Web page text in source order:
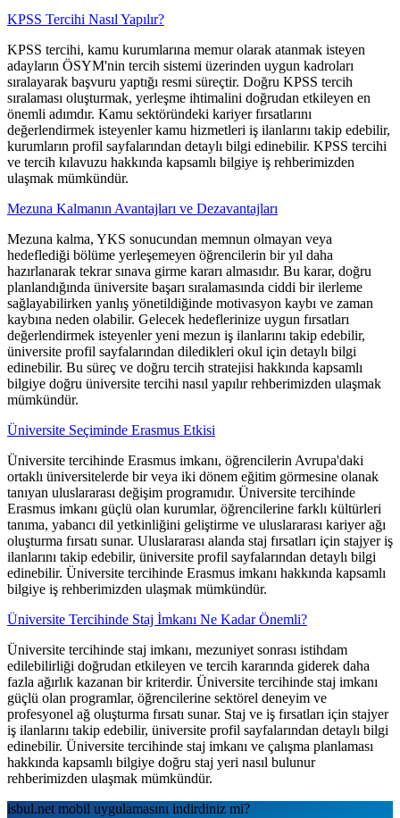
KPSS Tercihi Nasıl Yapılır?
KPSS tercihi, kamu kurumlarına memur olarak atanmak isteyen
adayların ÖSYM'nin tercih sistemi üzerinden uygun kadroları
sıralayarak başvuru yaptığı resmi süreçtir. Doğru KPSS tercih
sıralaması oluşturmak, yerleşme ihtimalini doğrudan etkileyen en
önemli adımdır. Kamu sektöründeki kariyer fırsatlarını
değerlendirmek isteyenler kamu hizmetleri iş ilanlarını takip edebilir,
kurumların profil sayfalarından detaylı bilgi edinebilir. KPSS tercihi
ve tercih kılavuzu hakkında kapsamlı bilgiye iş rehberimizden
ulaşmak mümkündür.
Mezuna Kalmanın Avantajları ve Dezavantajları
Mezuna kalma, YKS sonucundan memnun olmayan veya
hedeflediği bölüme yerleşemeyen öğrencilerin bir yıl daha
hazırlanarak tekrar sınava girme kararı almasıdır. Bu karar, doğru
planlandığında üniversite başarı sıralamasında ciddi bir ilerleme
sağlayabilirken yanlış yönetildiğinde motivasyon kaybı ve zaman
kaybına neden olabilir. Gelecek hedeflerinize uygun fırsatları
değerlendirmek isteyenler yeni mezun iş ilanlarını takip edebilir,
üniversite profil sayfalarından diledikleri okul için detaylı bilgi
edinebilir. Bu süreç ve doğru tercih stratejisi hakkında kapsamlı
bilgiye doğru üniversite tercihi nasıl yapılır rehberimizden ulaşmak
mümkündür.
Üniversite Seçiminde Erasmus Etkisi
Üniversite tercihinde Erasmus imkanı, öğrencilerin Avrupa'daki
ortaklı üniversitelerde bir veya iki dönem eğitim görmesine olanak
tanıyan uluslararası değişim programıdır. Üniversite tercihinde
Erasmus imkanı güçlü olan kurumlar, öğrencilerine farklı kültürleri
tanıma, yabancı dil yetkinliğini geliştirme ve uluslararası kariyer ağı
oluşturma fırsatı sunar. Uluslararası alanda staj fırsatları için stajyer iş
ilanlarını takip edebilir, üniversite profil sayfalarından detaylı bilgi
edinebilir. Üniversite tercihinde Erasmus imkanı hakkında kapsamlı
bilgiye iş rehberimizden ulaşmak mümkündür.
Üniversite Tercihinde Staj İmkanı Ne Kadar Önemli?
Üniversite tercihinde staj imkanı, mezuniyet sonrası istihdam
edilebilirliği doğrudan etkileyen ve tercih kararında giderek daha
fazla ağırlık kazanan bir kriterdir. Üniversite tercihinde staj imkanı
güçlü olan programlar, öğrencilerine sektörel deneyim ve
profesyonel ağ oluşturma fırsatı sunar. Staj ve iş fırsatları için stajyer
iş ilanlarını takip edebilir, üniversite profil sayfalarından detaylı bilgi
edinebilir. Üniversite tercihinde staj imkanı ve çalışma planlaması
hakkında kapsamlı bilgiye doğru staj yeri nasıl bulunur
rehberimizden ulaşmak mümkündür.
isbul.netmobil uygulamаsını indirdiniz mi?